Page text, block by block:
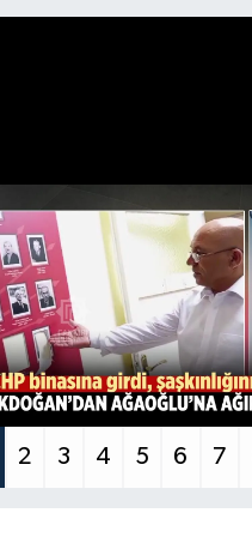
2 3 4 5 6 7